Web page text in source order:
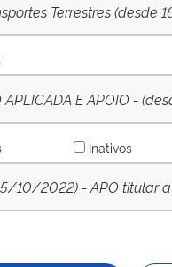
Terrestres
APLICADA E APOIO -
Inativos
10/2022) - APO titular